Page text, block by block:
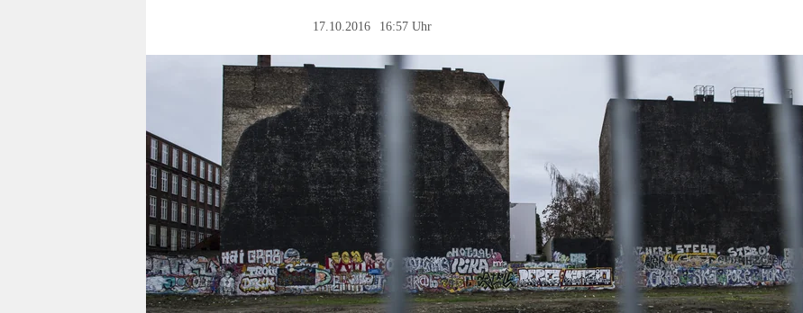
wahrheit
verlag
verlag
veranstaltungen
17.10.2016 16:57 Uhr